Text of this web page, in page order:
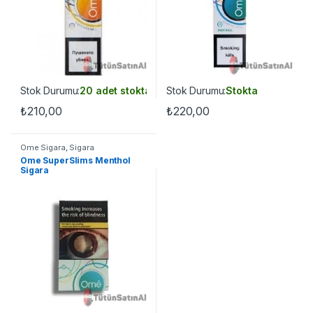
Stok Durumu:20 adet stokta
₺210,00
Stok Durumu:Stokta
₺220,00
Ome Sigara, Sigara
Ome SuperSlims Menthol
Sigara